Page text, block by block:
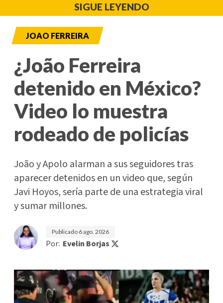
SIGUE LEYENDO
JOAO FERREIRA
¿João Ferreira
detenido en México?
Video lo muestra
rodeado de policías
João y Apolo alarman a sus seguidores tras
aparecer detenidos en un video que, según
Javi Hoyos, sería parte de una estrategia viral
y sumar millones.
Publicado 6 ago. 2026
Por: Evelin Borjas